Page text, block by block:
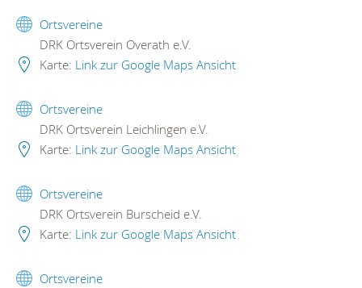
Ortsvereine
DRK Ortsverein Overath e.V.
Karte: Link zur Google Maps Ansicht
Ortsvereine
DRK Ortsverein Leichlingen e.V.
Karte: Link zur Google Maps Ansicht
Ortsvereine
DRK Ortsverein Burscheid e.V.
Karte: Link zur Google Maps Ansicht
Ortsvereine